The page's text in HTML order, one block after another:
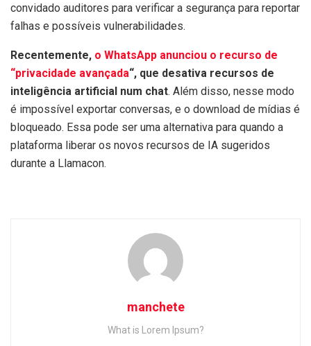
convidado auditores para verificar a segurança para reportar
falhas e possíveis vulnerabilidades.
Recentemente, o WhatsApp anunciou o recurso de
“privacidade avançada“, que desativa recursos de
inteligência artificial num chat. Além disso, nesse modo
é impossível exportar conversas, e o download de mídias é
bloqueado. Essa pode ser uma alternativa para quando a
plataforma liberar os novos recursos de IA sugeridos
durante a Llamacon.
manchete
What is Lorem Ipsum?